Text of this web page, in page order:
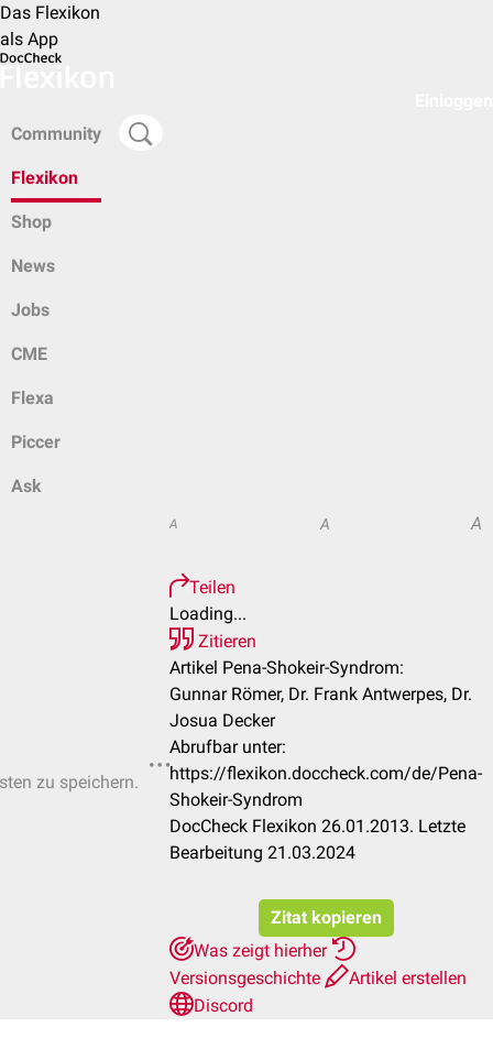
Das Flexikon
als App
Community
Flexikon
Shop
News
Jobs
CME
Flexa
Piccer
Ask
zu speichern.
A A A
Teilen
Loading...
Zitieren
Artikel Pena-Shokeir-Syndrom:
Gunnar Römer, Dr. Frank Antwerpes, Dr.
Josua Decker
Abrufbar unter:
https://flexikon.doccheck.com/de/Pena-
Shokeir-Syndrom
DocCheck Flexikon 26.01.2013. Letzte
Bearbeitung 21.03.2024
Zitat kopieren
Was zeigt hierher
Versionsgeschichte
Artikel erstellen
Discord